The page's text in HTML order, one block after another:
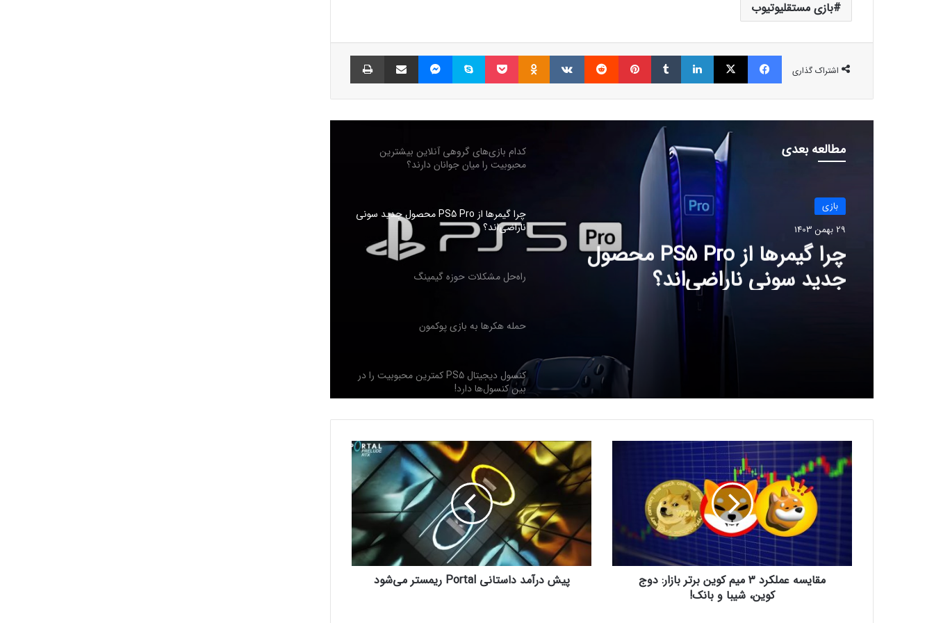
بازی مستقلیوتیوب
اشتراک گذاری
فیسبوک ایکس لینکداین تامبلر پینتریست Reddit
VKontakte
Odnoklassniki پاکت اسکایپ مسنجر اشتراک گذاری با ایمیل
مطالعه بعدی
بازی
29 بهمن 1403
چرا گیمرها از PS5 Pro محصول
جدید سونی ناراضی‌اند؟
گسترده‌ای شد
منفی ندارد
کدام بازی‌های گروهی آنلاین بیشترین
محبوبیت را میان جوانان دارند؟
چرا گیمرها از PS5 Pro محصول جدید سونی
ناراضی‌اند؟
راه‌حل مشکلات حوزه گیمینگ
حمله هکرها به بازی پوکمون
کنسول دیجیتال PS5 کمترین محبوبیت را در
بین کنسول‌ها دارد!
اینفوگرافیک: در سال ۲۰۲۵ منتظر این
بازی‌های ویدئویی جذاب باشید
رفع فیلتر گوگل پلی به حل مشکلات سازندگان
بازی‌ها کمک خواهد کرد؟
جذب سرمایه ۱۰ میلیون دلاری توسط شرکت
بازی‌سازی ترکیه‌ای از سوئد
ق
ل
مقایسه عملکرد ۳ میم کوین برتر بازار: دوج
کوین، شیبا و بانک!
پ
ی
ش
د
آ
م
د
د
پیش درآمد داستانی Portal ریمستر می‌شود